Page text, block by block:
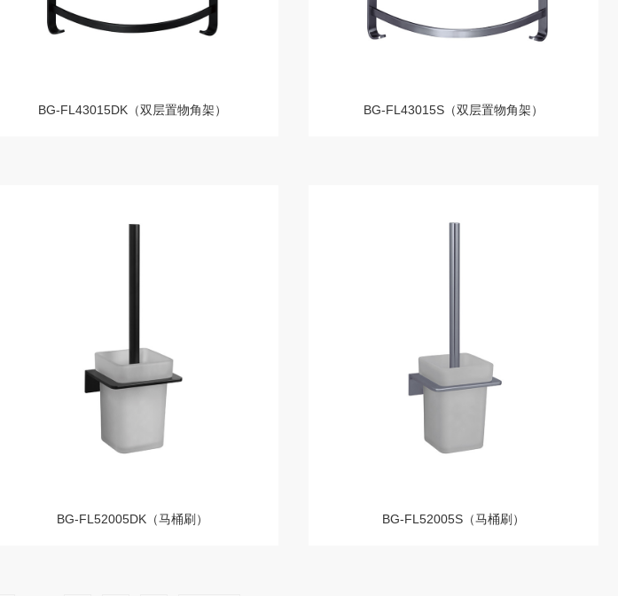
BG-FL43015DK（双层置物角架） BG-FL43015S（双层置物角架）
BG-FL52005DK（马桶刷） BG-FL52005S（马桶刷）